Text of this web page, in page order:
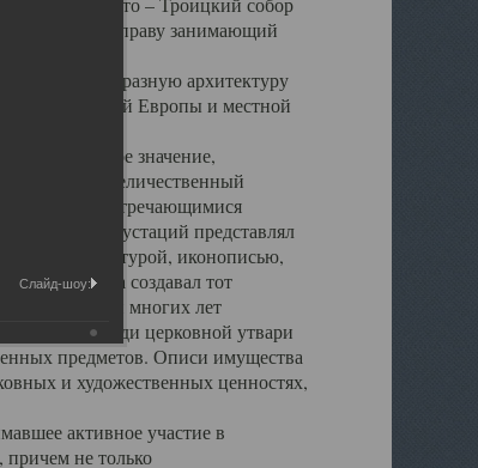
по праву занимающий
и своеобразную архитектуру
Западной Европы и местной
кафедральное значение,
Обширный и величественный
нигде не встречающимися
инкрустаций представлял
скульптурой, иконописью,
храма создавал тот
протяжении многих лет
среди церковной утвари
предметов. Описи имущества
и художественных ценностях,
активное участие в
причем не только
Слайд-шоу: